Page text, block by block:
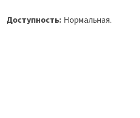
Доступность: Нормальная.